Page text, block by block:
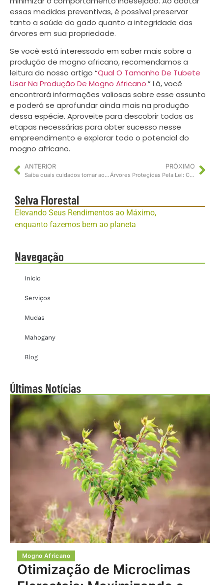
essas medidas preventivas, é possível preservar
tanto a saúde do gado quanto a integridade das
árvores em sua propriedade.
Se você está interessado em saber mais sobre a
produção de mogno africano, recomendamos a
leitura do nosso artigo “Qual O Tamanho De Tubete
Usar Na Produção De Mogno Africano.” Lá, você
encontrará informações valiosas sobre esse assunto
e poderá se aprofundar ainda mais na produção
dessa espécie. Aproveite para descobrir todas as
etapas necessárias para obter sucesso nesse
empreendimento e explorar todo o potencial do
mogno africano.
ANTERIOR
Saiba quais cuidados tomar ao arrendar terras e conheça a documentação necessária
PRÓXIMO
Árvores Protegidas Pela Lei: Conheça as espécies que não podem ser cortadas
Selva Florestal
Elevando Seus Rendimentos ao Máximo,
enquanto fazemos bem ao planeta
Navegação
Inicio
Serviços
Mudas
Mahogany
Blog
Últimas Notícias
Mogno Africano
Otimização de Microclimas